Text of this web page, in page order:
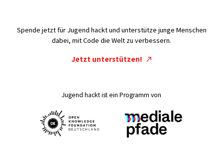
Spende jetzt für Jugend hackt und unterstütze junge Menschen
dabei, mit Code die Welt zu verbessern.
Jetzt unterstützen!
Jugend hackt ist ein Programm von